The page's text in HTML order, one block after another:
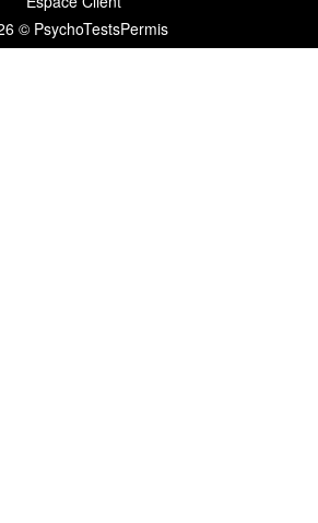
© PsychoTestsPermis